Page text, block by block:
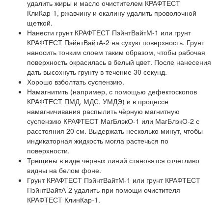
удалить жиры и масло очистителем КРАФТЕСТ
КлиКар-1, ржавчину и окалину удалить проволочной
щеткой.
Нанести грунт КРАФТЕСТ ПэйнтВайтМ-1 или грунт
КРАФТЕСТ ПэйнтВайтА-2 на сухую поверхность. Грунт
наносить тонким слоем таким образом, чтобы рабочая
поверхность окрасилась в белый цвет. После нанесения
дать высохнуть грунту в течение 30 секунд.
Хорошо взболтать суспензию.
Намагнитить (например, с помощью дефектоскопов
КРАФТЕСТ ПМД, МДС, УМДЭ) и в процессе
намагничивания распылить чёрную магнитную
суспензию КРАФТЕСТ МагБлэкО-1 или МагБлэкО-2 с
расстояния 20 см. Выдержать несколько минут, чтобы
индикаторная жидкость могла растечься по
поверхности.
Трещины в виде черных линий становятся отчетливо
видны на белом фоне.
Грунт КРАФТЕСТ ПэйнтВайтМ-1 или грунт КРАФТЕСТ
ПэйнтВайтА-2 удалить при помощи очистителя
КРАФТЕСТ КлинКар-1.